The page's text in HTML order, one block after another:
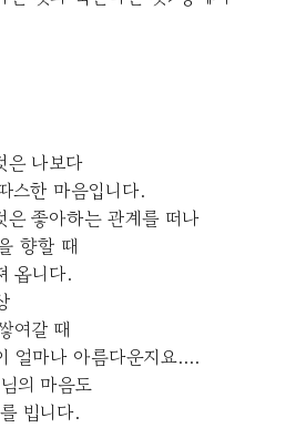
은 나보다
스한 마음입니다.
은 좋아하는 관계를 떠나
향할 때
옵니다.
여갈 때
얼마나 아름다운지요....
의 마음도
빕니다.